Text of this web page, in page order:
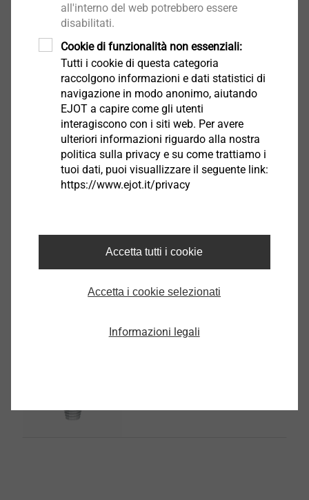
ALtracs Plus
Seleziona prodotto
Seleziona prodotto
all'interno del web potrebbero essere
disabilitati.
Cookie di funzionalità non essenziali:
Tutti i cookie di questa categoria
raccolgono informazioni e dati statistici di
navigazione in modo anonimo, aiutando
EJOT a capire come gli utenti
interagiscono con i siti web. Per avere
ulteriori informazioni riguardo alla nostra
politica sulla privacy e su come trattiamo i
tuoi dati, puoi visuallizzare il seguente link:
https://www.ejot.it/privacy
Accetta tutti i cookie
Accetta i cookie selezionati
Informazioni legali